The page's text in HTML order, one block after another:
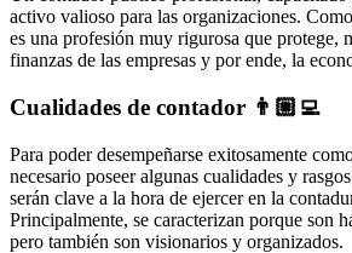
activo valioso para las organizaciones.
es una profesión muy rigurosa que protege,
finanzas de las empresas y por ende, la
Cualidades de contador 👨🏼‍💻
Para poder desempeñarse exitosamente
necesario poseer algunas cualidades y
serán clave a la hora de ejercer en la
Principalmente, se caracterizan porque son
pero también son visionarios y organizados.